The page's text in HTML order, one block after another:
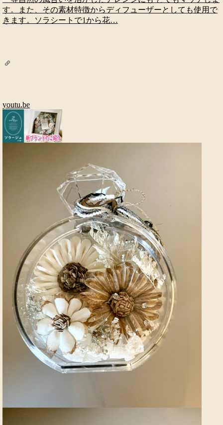
す。また、その素材特徴からディフューザーとしても使用で
きます。ソラシートで1から花…
youtu.be